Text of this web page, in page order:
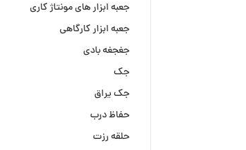
جعبه ابزار های مونتاژ کاری
جعبه ابزار کارگاهی
جغجغه بادی
جک
جک یراق
حفاظ درب
حلقه رزت